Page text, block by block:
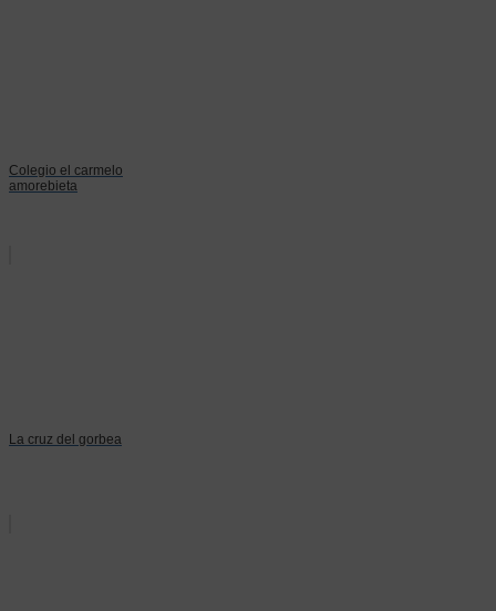
Colegio el carmelo
amorebieta
La cruz del gorbea